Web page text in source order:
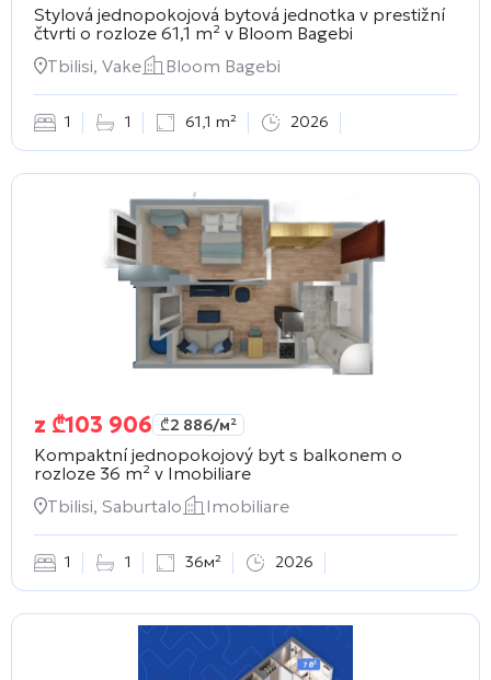
Stylová jednopokojová bytová jednotka v prestižní
čtvrti o rozloze 61,1 m² v Bloom Bagebi
Tbilisi, Vake
Bloom Bagebi
1 1 61,1 m² 2026
z ₾103 906 ₾2 886/м²
Kompaktní jednopokojový byt s balkonem o
rozloze 36 m² v Imobiliare
Tbilisi, Saburtalo
Imobiliare
1 1 36м² 2026